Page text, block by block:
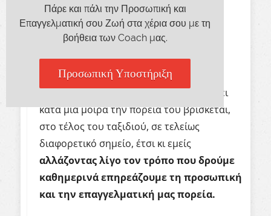
μας επηρεάζουν πολύ
περισσότερο απ’ όσο πολλές
φορές αντιλαμβανόμαστε.
Και όπως ακριβώς ένα πλοίο που αλλάζει
κατά μία μοίρα την πορεία του βρίσκεται,
στο τέλος του ταξιδιού, σε τελείως
διαφορετικό σημείο, έτσι κι εμείς
αλλάζοντας λίγο τον τρόπο που δρούμε
καθημερινά επηρεάζουμε τη προσωπική
και την επαγγελματική μας πορεία.
Πάρε και πάλι την Προσωπική και
Επαγγελματική σου Ζωή στα χέρια σου με τη
βοήθεια των Coach μας.
Προσωπική Υποστήριξη